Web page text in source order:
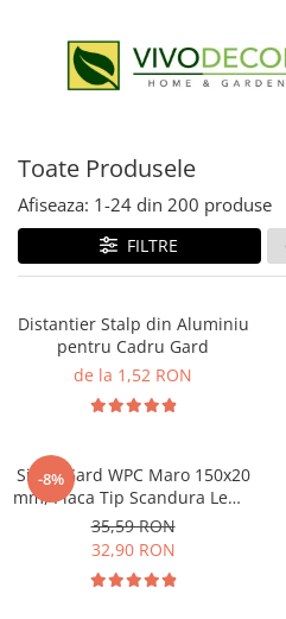
ALUMINIU GARD
BALCOANE ALUMINIU
PROFILE GARD ALUMINIU
GARD VIU ARTIFICIAL
PANOURI PLANTE ARTIFICIALE
FERONERIE
POARTA CULISANTA
POARTA AUTOPORTANTA
GHIDAJE PORTI
CUTII POSTALE
MANERE
Toate Produsele
Afiseaza: 1-24 din 200 produse
FILTRE
Distantier Stalp din Aluminiu
pentru Cadru Gard
de la 1,52 RON
-8%
Sipca Gard WPC Maro 150x20
mm, Placa Tip Scandura Lemn
Compozit 1 ml
35,59 RON
32,90 RON